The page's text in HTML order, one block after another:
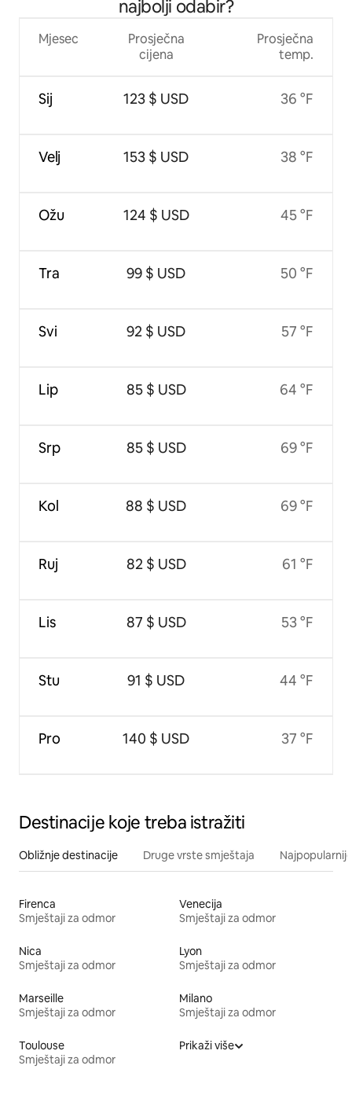
najbolji odabir?
Mjesec
Sij
Velj
Ožu
Tra
Svi
Lip
Srp
Kol
Ruj
Lis
Stu
Pro
Prosječna
cijena
123 $ USD
153 $ USD
124 $ USD
99 $ USD
92 $ USD
85 $ USD
85 $ USD
88 $ USD
82 $ USD
87 $ USD
91 $ USD
140 $ USD
Prosječna
temp.
36 °F
38 °F
45 °F
50 °F
57 °F
64 °F
69 °F
69 °F
61 °F
53 °F
44 °F
37 °F
Destinacije koje treba istražiti
Obližnje destinacije Druge vrste smještaja
Firenca
Smještaji za odmor
Venecija
Smještaji za odmor
Nica
Smještaji za odmor
Lyon
Smještaji za odmor
Marseille
Smještaji za odmor
Milano
Smještaji za odmor
Toulouse
Smještaji za odmor
Prikaži više